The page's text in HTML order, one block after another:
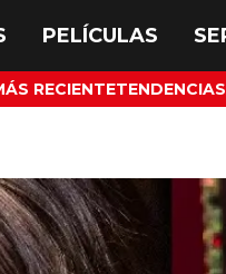
RECIENTETENDENCIAS